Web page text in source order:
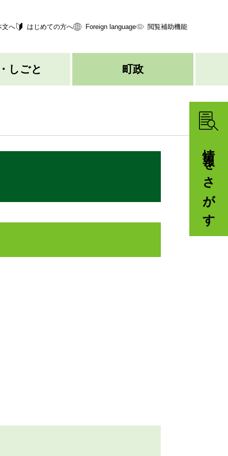
情報をさがす
文へ はじめての方へ Foreign language 閲覧補助機能
しごと 町政